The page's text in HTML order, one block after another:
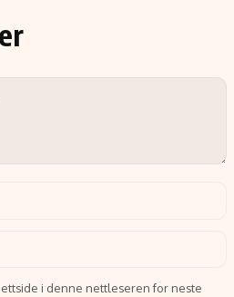
i denne nettleseren for neste